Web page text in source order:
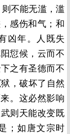
不能无滥，滥
感伤和气；和
凶年。人既失
愆候，云而不
之有圣德而不
，破坏了自然
。这必然影响
则天能改变既
；如唐文宗时